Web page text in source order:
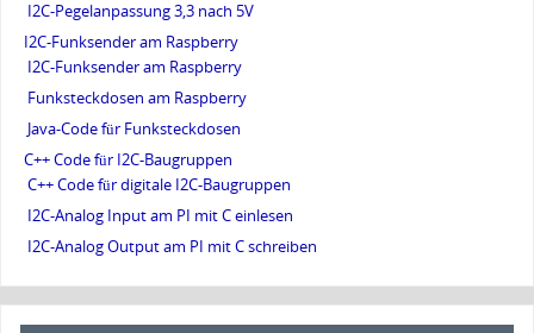
I2C-Pegelanpassung 3,3 nach 5V
I2C-Funksender am Raspberry
I2C-Funksender am Raspberry
Funksteckdosen am Raspberry
Java-Code für Funksteckdosen
C++ Code für I2C-Baugruppen
C++ Code für digitale I2C-Baugruppen
I2C-Analog Input am PI mit C einlesen
I2C-Analog Output am PI mit C schreiben